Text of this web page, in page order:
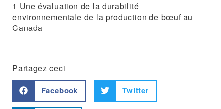
1 Une évaluation de la durabilité
environnementale de la production de bœuf au
Canada
Partagez ceci
Facebook Twitter